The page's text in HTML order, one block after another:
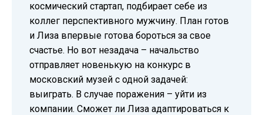
космический стартап, подбирает себе из
коллег перспективного мужчину. План готов
и Лиза впервые готова бороться за свое
счастье. Но вот незадача – начальство
отправляет новенькую на конкурс в
московский музей с одной задачей:
выиграть. В случае поражения – уйти из
компании. Сможет ли Лиза адаптироваться к